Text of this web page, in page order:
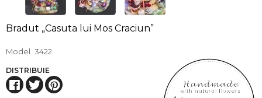
Bradut „Casuta lui Mos Craciun”
Model 3422
DISTRIBUIE